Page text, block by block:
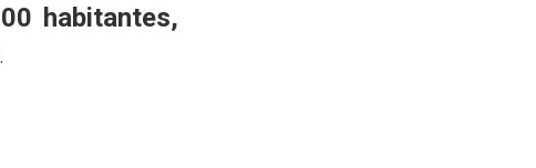
habitantes,
.